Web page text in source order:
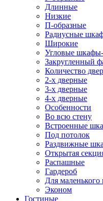
Длинные
Низкие
П-образные
Радиусные
Широкие
Угловые
Закругленный
Количество
2-х дверные
3-х дверные
4-х дверные
Особенности
Во всю стену
Встроенные
Под потолок
Раздвижные
Открытая
Распашные
Гардероб
Для
Эконом
Гостиные